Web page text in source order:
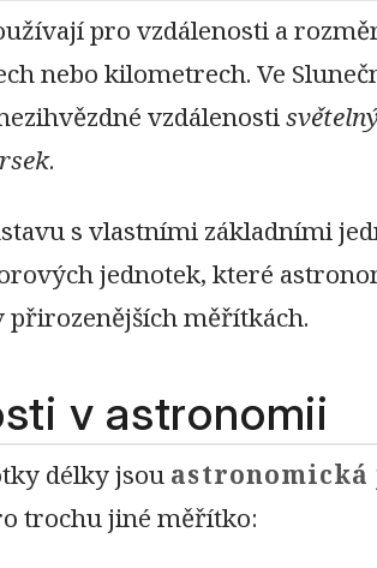
pro vzdálenosti a
nebo kilometrech. Ve
vzdálenosti
.
s vlastními základními
jednotek, které
měřítkách.
v astronomii
délky jsou astronomická
trochu jiné měřítko: